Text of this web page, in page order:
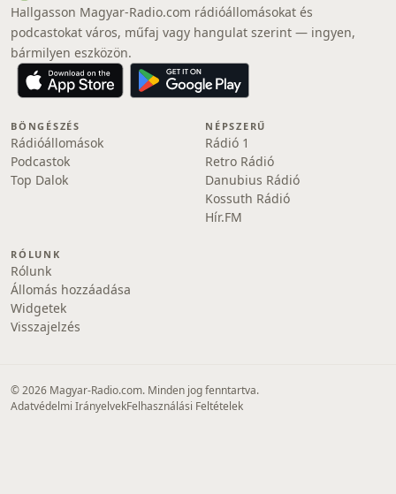
Hallgasson Magyar-Radio.com rádióállomásokat és
podcastokat város, műfaj vagy hangulat szerint — ingyen,
bármilyen eszközön.
BÖNGÉSZÉS
Rádióállomások
Podcastok
Top Dalok
NÉPSZERŰ
Rádió 1
Retro Rádió
Danubius Rádió
Kossuth Rádió
Hír.FM
RÓLUNK
Rólunk
Állomás hozzáadása
Widgetek
Visszajelzés
© 2026 Magyar-Radio.com. Minden jog fenntartva.
Adatvédelmi IrányelvekFelhasználási Feltételek